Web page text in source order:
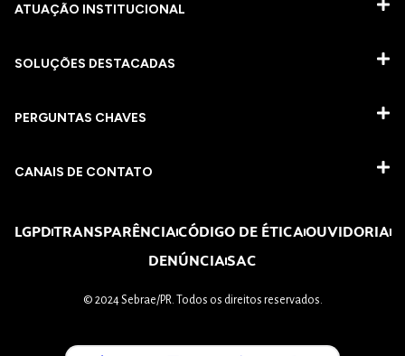
ATUAÇÃO INSTITUCIONAL
SOLUÇÕES DESTACADAS
PERGUNTAS CHAVES​
CANAIS DE CONTATO
LGPDTRANSPARÊNCIACÓDIGO DE ÉTICAOUVIDORIA
DENÚNCIASAC
© 2024 Sebrae/PR. Todos os direitos reservados.